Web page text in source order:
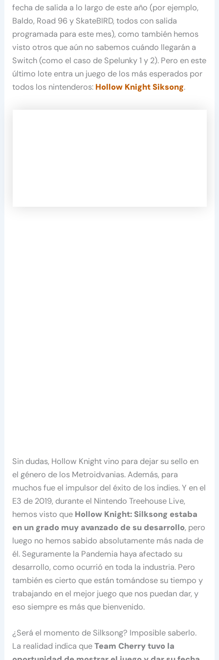
fecha de salida a lo largo de este año (por ejemplo,
Baldo, Road 96 y SkateBIRD, todos con salida
programada para este mes), como también hemos
visto otros que aún no sabemos cuándo llegarán a
Switch (como el caso de Spelunky 1 y 2). Pero en este
último lote entra un juego de los más esperados por
todos los nintenderos: Hollow Knight Siksong.
Sin dudas, Hollow Knight vino para dejar su sello en
el género de los Metroidvanias. Además, para
muchos fue el impulsor del éxito de los indies. Y en el
E3 de 2019, durante el Nintendo Treehouse Live,
hemos visto que Hollow Knight: Silksong estaba
en un grado muy avanzado de su desarrollo, pero
luego no hemos sabido absolutamente más nada de
él. Seguramente la Pandemia haya afectado su
desarrollo, como ocurrió en toda la industria. Pero
también es cierto que están tomándose su tiempo y
trabajando en el mejor juego que nos puedan dar, y
eso siempre es más que bienvenido.
¿Será el momento de Silksong? Imposible saberlo.
La realidad indica queTeam Cherry tuvo la